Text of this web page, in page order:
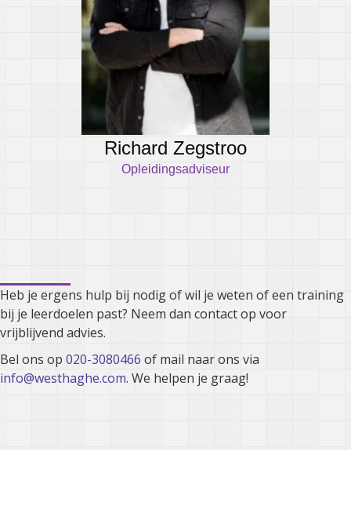
Richard Zegstroo
Opleidingsadviseur
Heb je ergens hulp bij nodig of wil je weten of een training
bij je leerdoelen past? Neem dan contact op voor
vrijblijvend advies.
Bel ons op 020-3080466 of mail naar ons via
info@westhaghe.com. We helpen je graag!